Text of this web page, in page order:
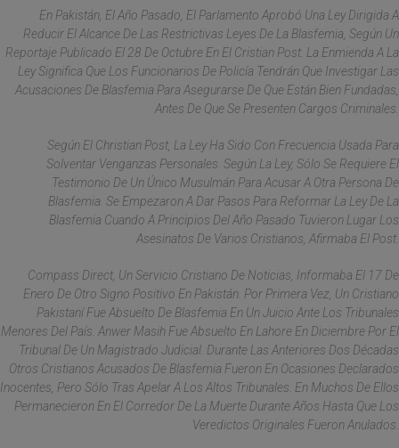
En Pakistán, El Año Pasado, El Parlamento Aprobó Una Ley Dirigida A
Reducir El Alcance De Las Restrictivas Leyes De La Blasfemia, Según Un
Reportaje Publicado El 28 De Octubre En El Cristian Post. La Enmienda A La
Ley Significa Que Los Funcionarios De Policía Tendrán Que Investigar Las
Acusaciones De Blasfemia Para Asegurarse De Que Están Bien Fundadas,
Antes De Que Se Presenten Cargos Criminales.
Según El Christian Post, La Ley Ha Sido Con Frecuencia Usada Para
Solventar Venganzas Personales. Según La Ley, Sólo Se Requiere El
Testimonio De Un Único Musulmán Para Acusar A Otra Persona De
Blasfemia. Se Empezaron A Dar Pasos Para Reformar La Ley De La
Blasfemia Cuando A Principios Del Año Pasado Tuvieron Lugar Los
Asesinatos De Varios Cristianos, Afirmaba El Post.
Compass Direct, Un Servicio Cristiano De Noticias, Informaba El 17 De
Enero De Otro Signo Positivo En Pakistán. Por Primera Vez, Un Cristiano
Pakistaní Fue Absuelto De Blasfemia En Un Juicio Ante Los Tribunales
Menores Del País. Anwer Masih Fue Absuelto En Lahore En Diciembre Por El
Tribunal De Un Magistrado Judicial. Durante Las Anteriores Dos Décadas
Otros Cristianos Acusados De Blasfemia Fueron En Ocasiones Declarados
Inocentes, Pero Sólo Tras Apelar A Los Altos Tribunales. En Muchos De Ellos
Permanecieron En El Corredor De La Muerte Durante Años Hasta Que Los
Veredictos Originales Fueron Anulados.